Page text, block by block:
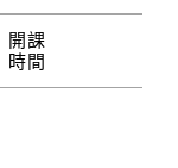
開課
時間